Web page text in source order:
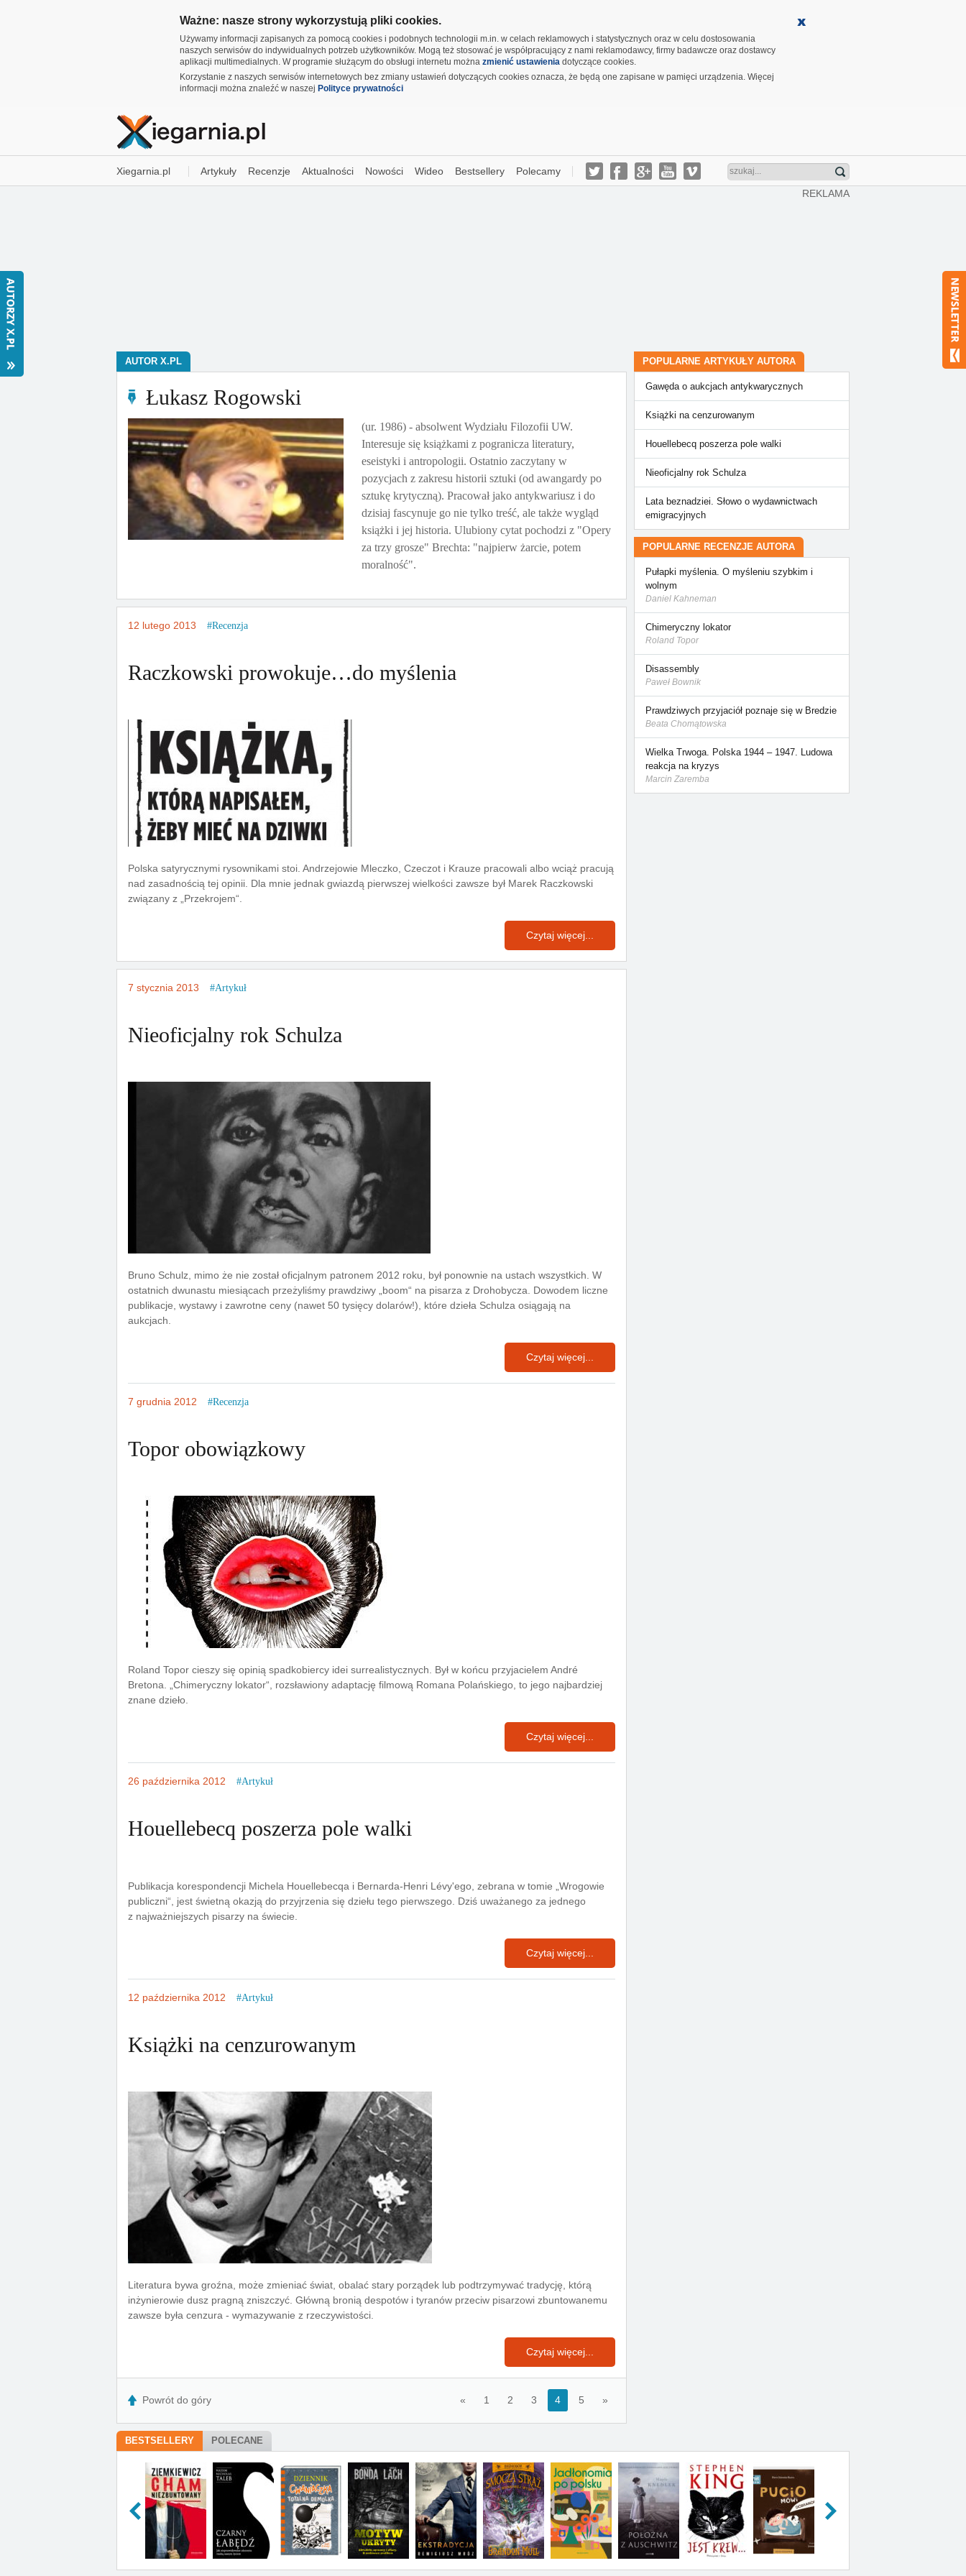
Ważne: nasze strony wykorzystują pliki cookies.
Używamy informacji zapisanych za pomocą cookies i podobnych technologii m.in. w celach reklamowych i statystycznych oraz w celu dostosowania
naszych serwisów do indywidualnych potrzeb użytkowników. Mogą też stosować je współpracujący z nami reklamodawcy, firmy badawcze oraz dostawcy
aplikacji multimedialnych. W programie służącym do obsługi internetu można zmienić ustawienia dotyczące cookies.
Korzystanie z naszych serwisów internetowych bez zmiany ustawień dotyczących cookies oznacza, że będą one zapisane w pamięci urządzenia. Więcej
informacji można znaleźć w naszej Polityce prywatności
Xiegarnia.pl Artykuły Recenzje Aktualności Nowości Wideo Bestsellery
Polecamy
REKLAMA
AUTOR X.PL
Łukasz Rogowski
(ur. 1986) - absolwent Wydziału Filozofii UW.
Interesuje się książkami z pogranicza literatury,
eseistyki i antropologii. Ostatnio zaczytany w
pozycjach z zakresu historii sztuki (od awangardy po
sztukę krytyczną). Pracował jako antykwariusz i do
dzisiaj fascynuje go nie tylko treść, ale także wygląd
książki i jej historia. Ulubiony cytat pochodzi z "Opery
za trzy grosze" Brechta: "najpierw żarcie, potem
moralność".
12 lutego 2013 Recenzja
Raczkowski prowokuje…do myślenia
Polska satyrycznymi rysownikami stoi. Andrzejowie Mleczko, Czeczot i Krauze pracowali albo wciąż pracują
nad zasadnością tej opinii. Dla mnie jednak gwiazdą pierwszej wielkości zawsze był Marek Raczkowski
związany z „Przekrojem“.
Czytaj więcej...
7 stycznia 2013 Artykuł
Nieoficjalny rok Schulza
Bruno Schulz, mimo że nie został oficjalnym patronem 2012 roku, był ponownie na ustach wszystkich. W
ostatnich dwunastu miesiącach przeżyliśmy prawdziwy „boom“ na pisarza z Drohobycza. Dowodem liczne
publikacje, wystawy i zawrotne ceny (nawet 50 tysięcy dolarów!), które dzieła Schulza osiągają na
aukcjach.
Czytaj więcej...
7 grudnia 2012 Recenzja
Topor obowiązkowy
Roland Topor cieszy się opinią spadkobiercy idei surrealistycznych. Był w końcu przyjacielem André
Bretona. „Chimeryczny lokator“, rozsławiony adaptację filmową Romana Polańskiego, to jego najbardziej
znane dzieło.
Czytaj więcej...
26 października 2012 Artykuł
Houellebecq poszerza pole walki
Publikacja korespondencji Michela Houellebecqa i Bernarda-Henri Lévy'ego, zebrana w tomie „Wrogowie
publiczni“, jest świetną okazją do przyjrzenia się dziełu tego pierwszego. Dziś uważanego za jednego
z najważniejszych pisarzy na świecie.
Czytaj więcej...
12 października 2012 Artykuł
Książki na cenzurowanym
Literatura bywa groźna, może zmieniać świat, obalać stary porządek lub podtrzymywać tradycję, którą
inżynierowie dusz pragną zniszczyć. Główną bronią despotów i tyranów przeciw pisarzowi zbuntowanemu
zawsze była cenzura - wymazywanie z rzeczywistości.
Czytaj więcej...
Powrót do góry « 1 2 3 4 5 »
POPULARNE ARTYKUŁY AUTORA
Gawęda o aukcjach antykwarycznych
Książki na cenzurowanym
Houellebecq poszerza pole walki
Nieoficjalny rok Schulza
Lata beznadziei. Słowo o wydawnictwach
emigracyjnych
POPULARNE RECENZJE AUTORA
Pułapki myślenia. O myśleniu szybkim i
wolnym
Daniel Kahneman
Chimeryczny lokator
Roland Topor
Disassembly
Paweł Bownik
Prawdziwych przyjaciół poznaje się w Bredzie
Beata Chomątowska
Wielka Trwoga. Polska 1944 – 1947. Ludowa
reakcja na kryzys
Marcin Zaremba
BESTSELLERY POLECANE